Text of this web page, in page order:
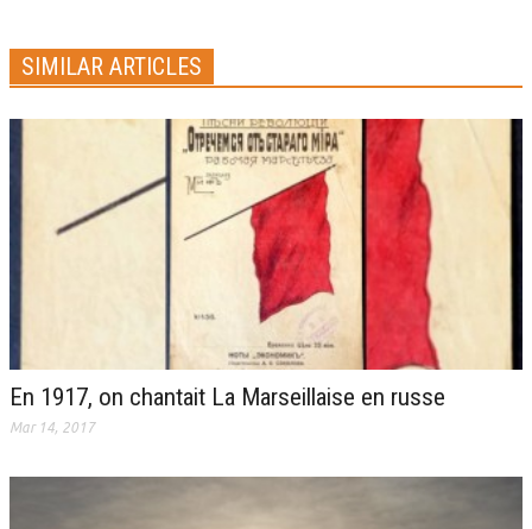
SIMILAR ARTICLES
En 1917, on chantait La Marseillaise en russe
Mar 14, 2017